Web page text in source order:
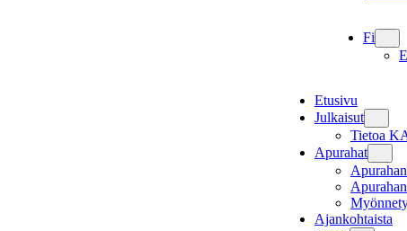
Fi
Etusivu
Julkaisut
Tietoa
Apurahat
Ajankohtaista